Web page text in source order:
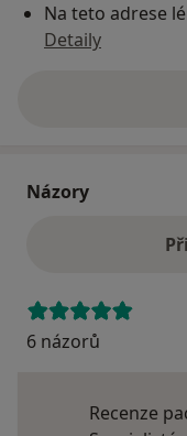
Na teto adrese
Detaily
Názory
6 názorů
Recenze